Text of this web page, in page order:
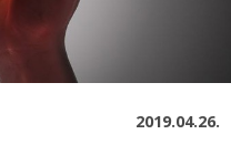
2019.04.26.